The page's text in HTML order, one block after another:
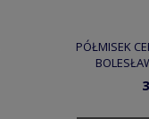
PÓŁMISEK